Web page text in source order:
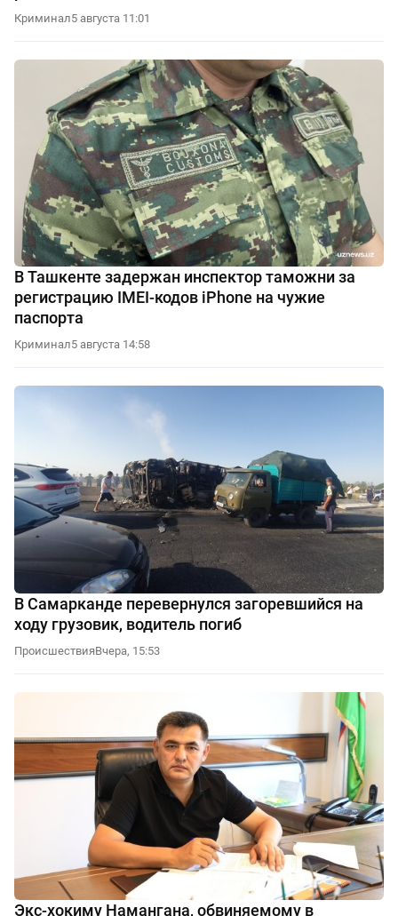
Криминал5 августа 11:01
В Ташкенте задержан инспектор таможни за
регистрацию IMEI-кодов iPhone на чужие
паспорта
Криминал5 августа 14:58
В Самарканде перевернулся загоревшийся на
ходу грузовик, водитель погиб
ПроисшествияВчера, 15:53
Экс-хокиму Намангана, обвиняемому в